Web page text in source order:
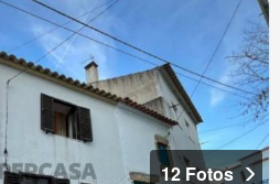
12 Fotos